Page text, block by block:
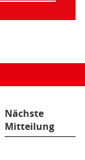
Nächste
Mitteilung